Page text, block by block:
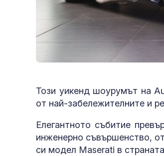
Този уикенд шоурумът на
от най-забележителните и
Елегантното събитие
инженерно съвършенство,
си модел Maserati в